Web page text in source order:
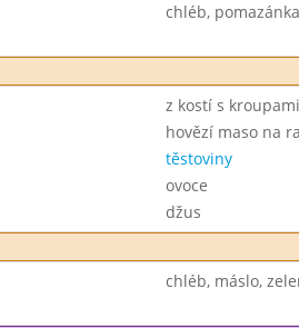
chléb,
z kostí s kroupami
hovězí maso na
těstoviny
ovoce
džus
chléb, máslo,